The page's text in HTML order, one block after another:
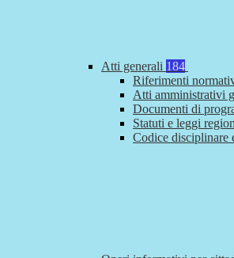
Atti generali 184
Riferimenti
Atti amministrativi
Documenti di
Statuti e leggi
Codice disciplinare